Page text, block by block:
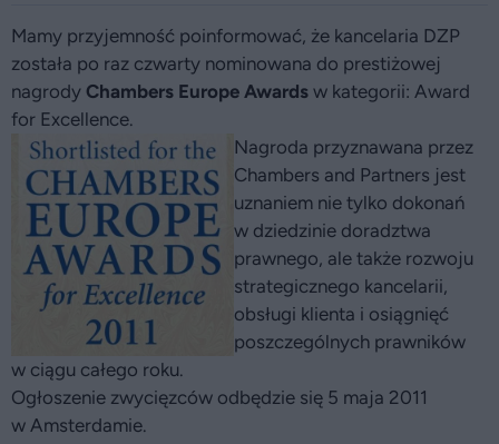
Mamy przyjemność poinformować, że kancelaria DZP
została po raz czwarty nominowana do prestiżowej
nagrody Chambers Europe Awards w kategorii: Award
for Excellence.
Nagroda przyznawana przez
Chambers and Partners jest
uznaniem nie tylko dokonań
w dziedzinie doradztwa
prawnego, ale także rozwoju
strategicznego kancelarii,
obsługi klienta i osiągnięć
poszczególnych prawników
w ciągu całego roku.
Ogłoszenie zwycięzców odbędzie się 5 maja 2011
w Amsterdamie.